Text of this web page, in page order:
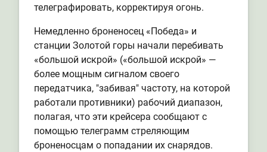
телеграфировать, корректируя огонь.
Немедленно броненосец «Победа» и
станции Золотой горы начали перебивать
«большой искрой» («большой искрой» —
более мощным сигналом своего
передатчика, "забивая" частоту, на которой
работали противники) рабочий диапазон,
полагая, что эти крейсера сообщают с
помощью телеграмм стреляющим
броненосцам о попадании их снарядов.